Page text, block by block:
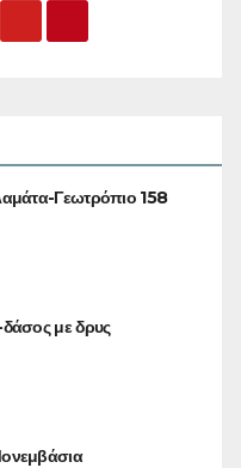
Γεωτρόπιο 158
με δρυς